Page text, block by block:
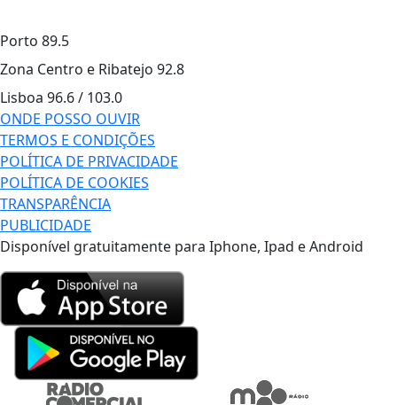
Porto 89.5
Zona Centro e Ribatejo 92.8
Lisboa 96.6 / 103.0
ONDE POSSO OUVIR
TERMOS E CONDIÇÕES
POLÍTICA DE PRIVACIDADE
POLÍTICA DE COOKIES
TRANSPARÊNCIA
PUBLICIDADE
Disponível gratuitamente para Iphone, Ipad e Android